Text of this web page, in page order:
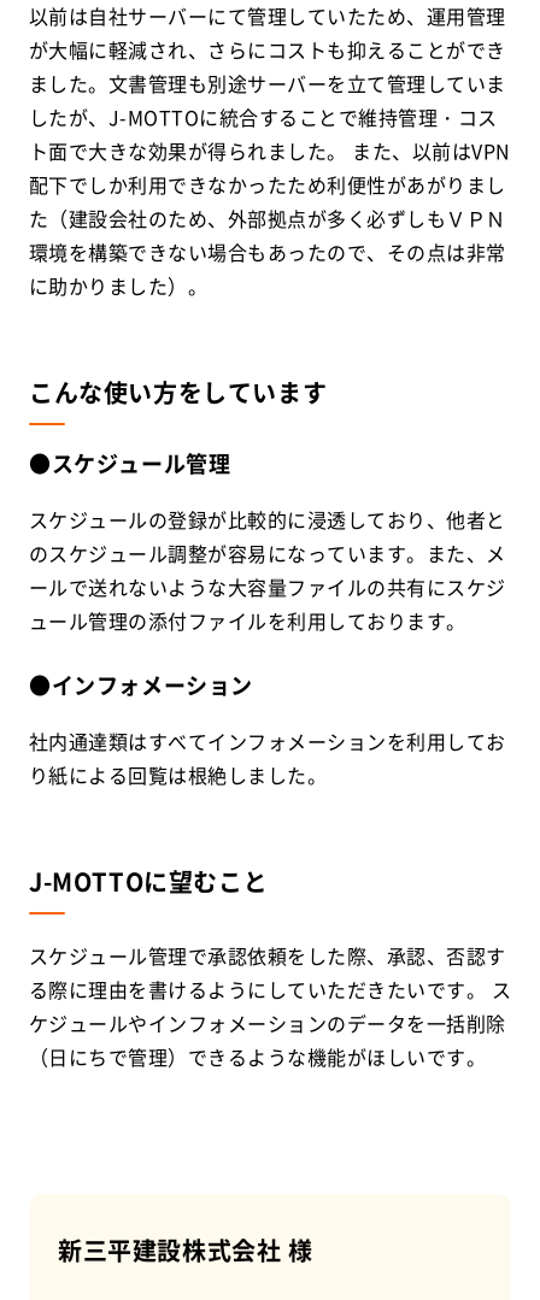
以前は自社サーバーにて管理していたため、運用管理
が大幅に軽減され、さらにコストも抑えることができ
ました。文書管理も別途サーバーを立て管理していま
したが、J-MOTTOに統合することで維持管理・コス
ト面で大きな効果が得られました。 また、以前はVPN
配下でしか利用できなかったため利便性があがりまし
た（建設会社のため、外部拠点が多く必ずしもＶＰＮ
環境を構築できない場合もあったので、その点は非常
に助かりました）。
こんな使い方をしています
●スケジュール管理
スケジュールの登録が比較的に浸透しており、他者と
のスケジュール調整が容易になっています。また、メ
ールで送れないような大容量ファイルの共有にスケジ
ュール管理の添付ファイルを利用しております。
●インフォメーション
社内通達類はすべてインフォメーションを利用してお
り紙による回覧は根絶しました。
J-MOTTOに望むこと
スケジュール管理で承認依頼をした際、承認、否認す
る際に理由を書けるようにしていただきたいです。 ス
ケジュールやインフォメーションのデータを一括削除
（日にちで管理）できるような機能がほしいです。
新三平建設株式会社 様